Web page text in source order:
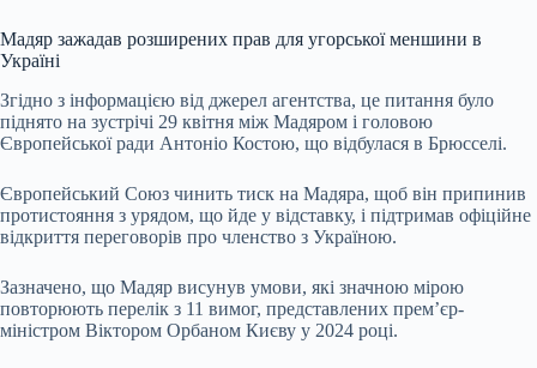
Мадяр зажадав розширених прав для угорської меншини в
Україні
Згідно з інформацією від джерел агентства, це питання було
піднято на зустрічі 29 квітня між Мадяром і головою
Європейської ради Антоніо Костою, що відбулася в Брюсселі.
Європейський Союз чинить тиск на Мадяра, щоб він припинив
протистояння з урядом, що йде у відставку, і підтримав офіційне
відкриття переговорів про членство з Україною.
Зазначено, що Мадяр висунув умови, які значною мірою
повторюють перелік з 11 вимог, представлених прем’єр-
міністром Віктором Орбаном Києву у 2024 році.